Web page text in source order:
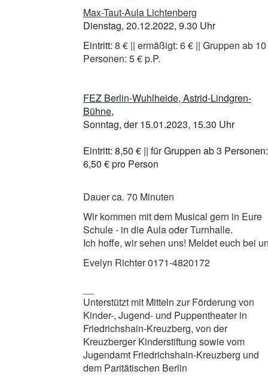
Max-Taut-Aula Lichtenberg
Dienstag, 20.12.2022, 9.30 Uhr
Eintritt: 8 € || ermäßigt: 6 € || Gruppen ab 10
Personen: 5 € p.P.
FEZ Berlin-Wuhlheide, Astrid-Lindgren-
Bühne,
Sonntag, der 15.01.2023, 15.30 Uhr
Eintritt: 8,50 € || für Gruppen ab 3 Personen:
6,50 € pro Person
Dauer ca. 70 Minuten
Wir kommen mit dem Musical gern in Eure
Schule - in die Aula oder Turnhalle.
Ich hoffe, wir sehen uns! Meldet euch bei
Evelyn Richter 0171-4820172
Unterstützt mit Mitteln zur Förderung von
Kinder-, Jugend- und Puppentheater in
Friedrichshain-Kreuzberg, von der
Kreuzberger Kinderstiftung sowie vom
Jugendamt Friedrichshain-Kreuzberg und
dem Paritätischen Berlin